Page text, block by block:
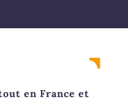
en France et